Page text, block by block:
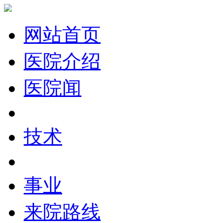
网站首页
医院介绍
医院闻
技术
事业
来院路线